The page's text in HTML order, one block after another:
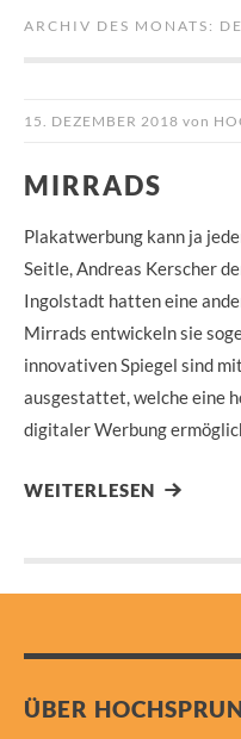
ARCHIV DES MONATS:
15. DEZEMBER 2018 von
MIRRADS
Plakatwerbung kann ja
Seitle, Andreas Kerscher
Ingolstadt hatten eine
Mirrads entwickeln sie
innovativen Spiegel sind
ausgestattet, welche eine
digitaler Werbung
WEITERLESEN
ÜBER